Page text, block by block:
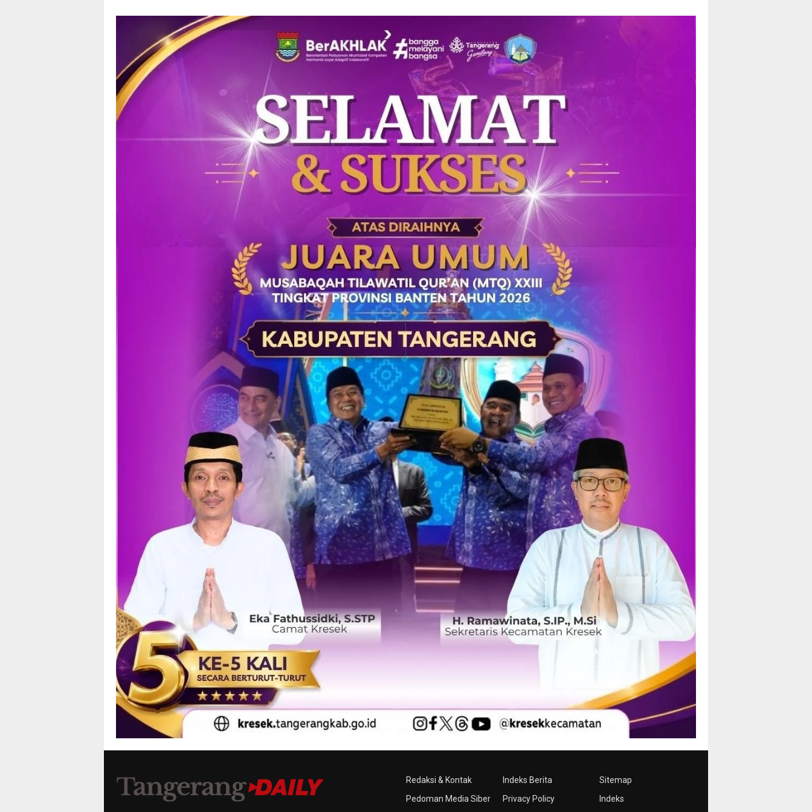
Redaksi & Kontak
Pedoman Media Siber
Indeks Berita
Privacy Policy
Sitemap
Indeks